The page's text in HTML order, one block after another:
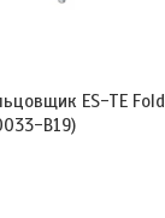
ES-TE Fold
B19)